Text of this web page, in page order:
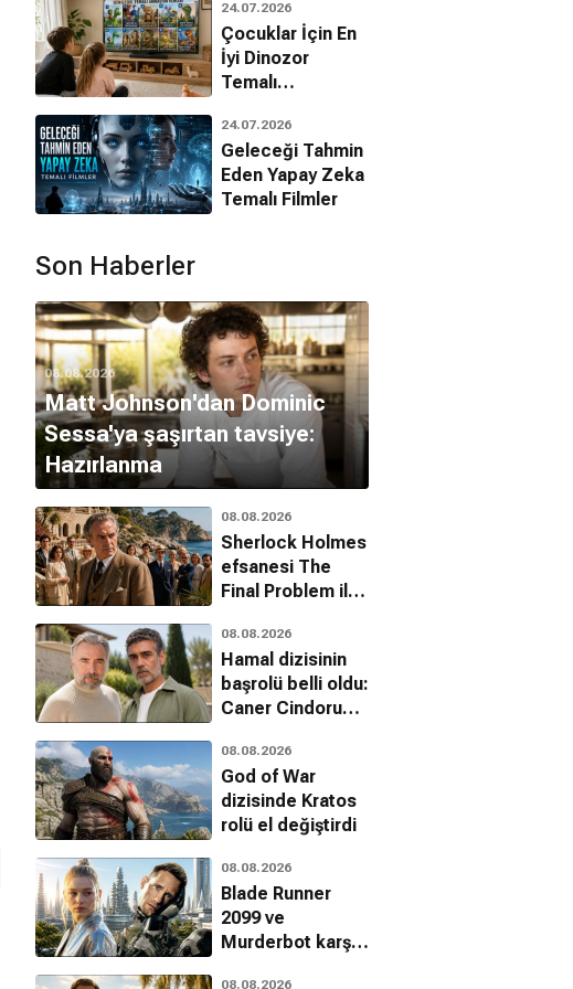
Kapadokya
Animasyon, Aile
24.07.2026
Çocuklar İçin En
İyi Dinozor
Temalı
Filmleri
24.07.2026
Geleceği Tahmin
Eden Yapay Zeka
Temalı Filmler
Son Haberler
08.08.2026
Matt Johnson'dan Dominic
Sessa'ya şaşırtan tavsiye:
Hazırlanma
08.08.2026
Sherlock Holmes
efsanesi The
Final Problem ile
dönüyor
08.08.2026
Hamal dizisinin
başrolü belli oldu:
Caner Cindoruk
08.08.2026
God of War
dizisinde Kratos
rolü el değiştirdi
08.08.2026
Blade Runner
2099 ve
Murderbot karşı
08.08.2026